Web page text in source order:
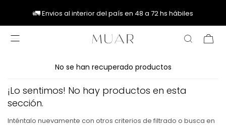
🚛
🚚
🚛Envios al interior del país en 48 a 72 hs hábiles
🚚

No se han recuperado productos
¡Lo sentimos! No hay productos en esta
sección.
Inténtalo nuevamente con otros criterios de filtrado o busca en